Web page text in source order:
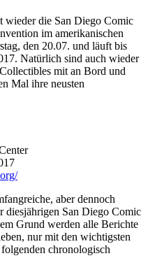
wieder die San Diego Comic
im amerikanischen
den 20.07. und läuft bis
Natürlich sind auch wieder
mit an Bord und
Mal ihre neusten
aber dennoch
diesjährigen San Diego Comic
Grund werden alle Berichte
nur mit den wichtigsten
chronologisch